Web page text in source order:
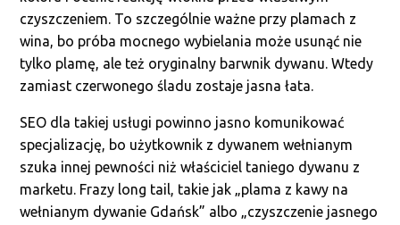
czyszczeniem. To szczególnie ważne przy plamach z
wina, bo próba mocnego wybielania może usunąć nie
tylko plamę, ale też oryginalny barwnik dywanu. Wtedy
zamiast czerwonego śladu zostaje jasna łata.
SEO dla takiej usługi powinno jasno komunikować
specjalizację, bo użytkownik z dywanem wełnianym
szuka innej pewności niż właściciel taniego dywanu z
marketu. Frazy long tail, takie jak „plama z kawy na
wełnianym dywanie Gdańsk” albo „czyszczenie jasnego